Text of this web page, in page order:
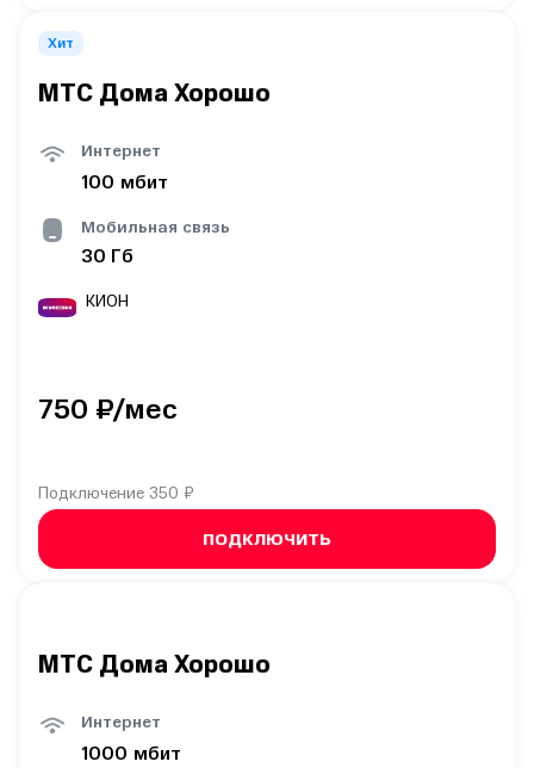
Хит
МТС Дома Хорошо
Интернет
100 мбит
Мобильная связь
30 Гб
КИОН
750 ₽/мес
Подключение 350 ₽
ПОДКЛЮЧИТЬ
МТС Дома Хорошо
Интернет
1000 мбит